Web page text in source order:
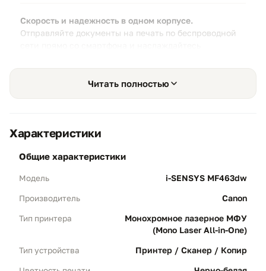
Скорость и надежность в одном корпусе.
Отправляйте документы на печать по беспроводной
нагрузках.
Высокая четкость:
технологиям Canon черный текст остается
Деловая документация:
качество отпечатков, которое подчеркнет
профессионализм вашего бизнеса.
Читать полностью
Характеристики
общие характеристики
Модель i-SENSYS MF463dw
Производитель Canon
Тип принтера
Монохромное лазерное МФУ
(Mono Laser All-in-One)
Тип устройства Принтер / Сканер / Копир